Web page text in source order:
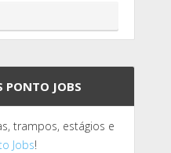
PONTO JOBS
trampos, estágios e
Jobs!